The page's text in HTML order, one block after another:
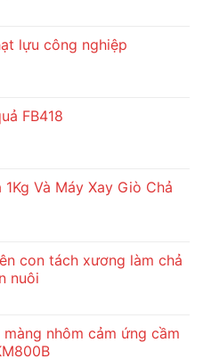
lựu công nghiệp
FB418
Và Máy Xay Giò Chả
con tách xương làm chả
nuôi
màng nhôm cảm ứng cầm